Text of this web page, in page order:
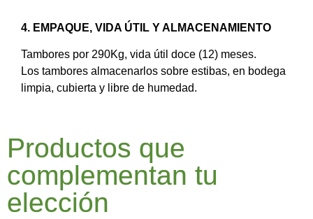
4. EMPAQUE, VIDA ÚTIL Y ALMACENAMIENTO
Tambores por 290Kg, vida útil doce (12) meses.
Los tambores almacenarlos sobre estibas, en bodega
limpia, cubierta y libre de humedad.
Productos que
complementan tu
elección